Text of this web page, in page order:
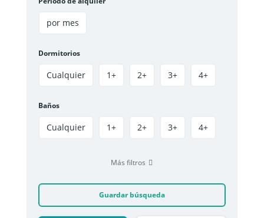
por mes
Dormitorios
Cualquier 1+ 2+ 3+ 4+
Baños
Cualquier 1+ 2+ 3+ 4+
Más filtros
Guardar búsqueda